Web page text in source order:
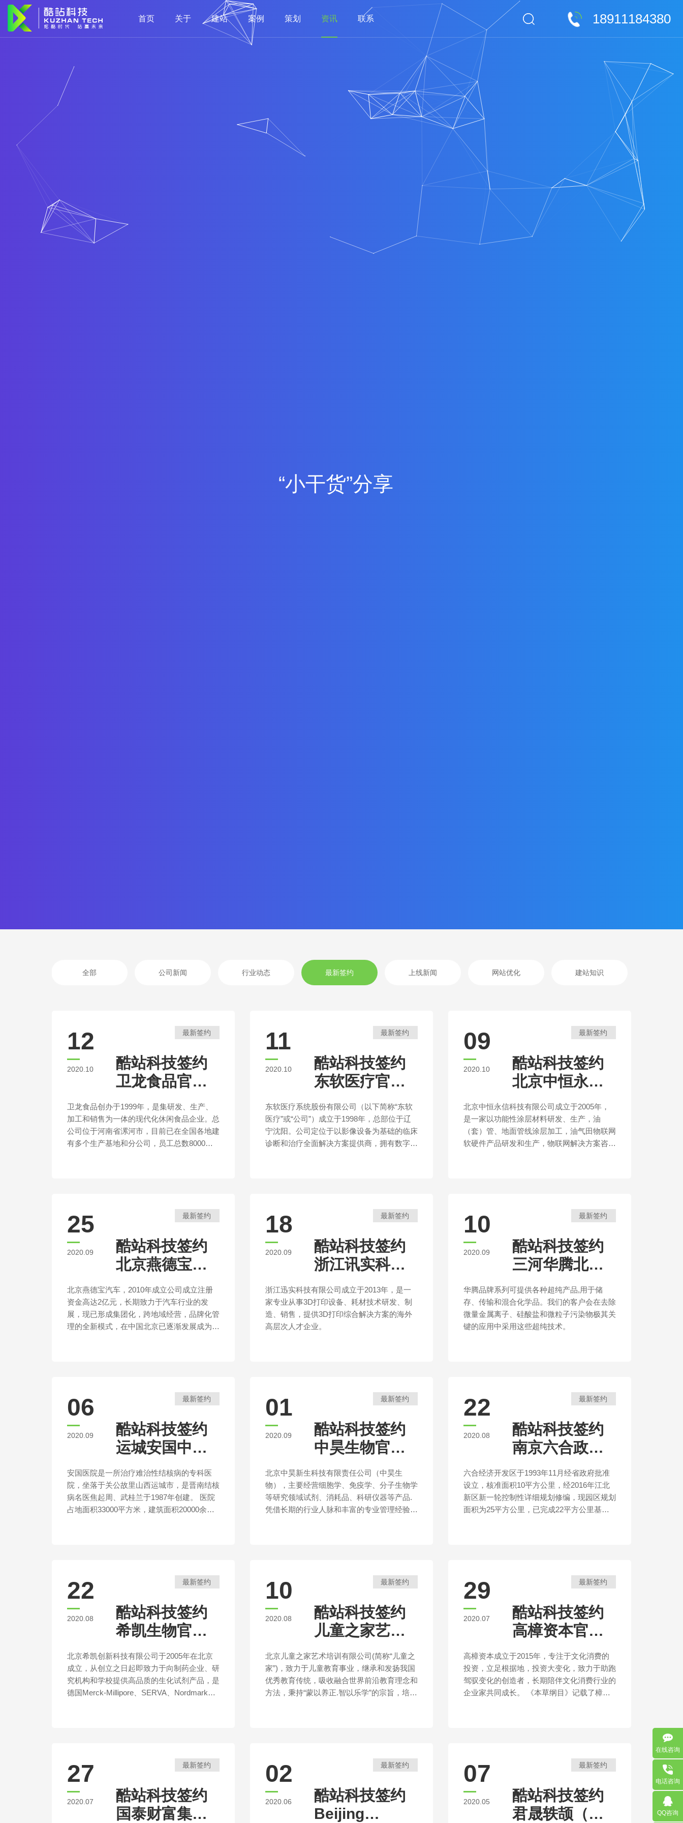
18911184380
首页 关于 建站 案例 策划 资讯 联系
全部 公司新闻 行业动态 最新签约 上线新闻 网站优化 建站知识
12
2020.10
最新签约
酷站科技签约
卫龙食品官方
网站建设
卫龙食品创办于1999年，是集研发、生产、
加工和销售为一体的现代化休闲食品企业。总
公司位于河南省漯河市，目前已在全国各地建
有多个生产基地和分公司，员工总数8000多
11
2020.10
最新签约
酷站科技签约
东软医疗官方
网站建设
东软医疗系统股份有限公司（以下简称“东软
医疗”或“公司”）成立于1998年，总部位于辽
宁沈阳。公司定位于以影像设备为基础的临床
诊断和治疗全面解决方案提供商，拥有数字化
09
2020.10
最新签约
酷站科技签约
北京中恒永信
官方网站建设
北京中恒永信科技有限公司成立于2005年，
是一家以功能性涂层材料研发、生产，油
（套）管、地面管线涂层加工，油气田物联网
软硬件产品研发和生产，物联网解决方案咨
25
2020.09
最新签约
酷站科技签约
北京燕德宝汽
车销售公司官
方网站建设
北京燕德宝汽车，2010年成立公司成立注册
资金高达2亿元，长期致力于汽车行业的发
展，现已形成集团化，跨地域经营，品牌化管
理的全新模式，在中国北京已逐渐发展成为拥
18
2020.09
最新签约
酷站科技签约
浙江讯实科技
官方网站建设
浙江迅实科技有限公司成立于2013年，是一
家专业从事3D打印设备、耗材技术研发、制
造、销售，提供3D打印综合解决方案的海外
高层次人才企业。
10
2020.09
最新签约
酷站科技签约
三河华腾北搪
设备公司官方
网站建设
华腾品牌系列可提供各种超纯产品,用于储
存、传输和混合化学品。我们的客户会在去除
微量金属离子、硅酸盐和微粒子污染物极其关
键的应用中采用这些超纯技术。
06
2020.09
最新签约
酷站科技签约
运城安国中医
院网站建设项
目
安国医院是一所治疗难治性结核病的专科医
院，坐落于关公故里山西运城市，是晋南结核
病名医焦起周、武桂兰于1987年创建。 医院
占地面积33000平方米，建筑面积20000余平
保跨省异地直接结算定点医疗单位，连续16
年被中国医院协会评为“全国百姓放心示范医
院”。
01
2020.09
最新签约
酷站科技签约
中昊生物官方
网站建设
北京中昊新生科技有限责任公司（中昊生
物），主要经营细胞学、免疫学、分子生物学
等研究领域试剂、消耗品、科研仪器等产品.
凭借长期的行业人脉和丰富的专业管理经验，
的试验、为我国科研水平的提升不懈努力。力
争在最短时间内使我们成为有国际影响的本土
知名生物技术企业。
22
2020.08
最新签约
酷站科技签约
南京六合政府
项目网站建设
六合经济开发区于1993年11月经省政府批准
设立，核准面积10平方公里，经2016年江北
新区新一轮控制性详细规划修编，现园区规划
面积为25平方公里，已完成22平方公里基础
22
2020.08
最新签约
酷站科技签约
希凯生物官方
网站建设
北京希凯创新科技有限公司于2005年在北京
成立，从创立之日起即致力于向制药企业、研
究机构和学校提供高品质的生化试剂产品，是
德国Merck-Millipore、SERVA、Nordmark、
10
2020.08
最新签约
酷站科技签约
儿童之家艺术
培训商城网站
建设
北京儿童之家艺术培训有限公司(简称“儿童之
家”)，致力于儿童教育事业，继承和发扬我国
优秀教育传统，吸收融合世界前沿教育理念和
方法，秉持“蒙以养正.智以乐学”的宗旨，培养
29
2020.07
最新签约
酷站科技签约
高樟资本官方
网站建设
高樟资本成立于2015年，专注于文化消费的
投资，立足根据地，投资大变化，致力于助跑
驾驭变化的创造者，长期陪伴文化消费行业的
企业家共同成长。 《本草纲目》记载了樟树
27
2020.07
最新签约
酷站科技签约
国泰财富集团
02
2020.06
最新签约
酷站科技签约
Beijing
07
2020.05
最新签约
酷站科技签约
君晟轶颉（北
在线咨询
电话咨询
QQ咨询